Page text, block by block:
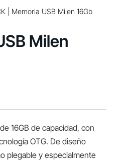
| Memoria USB Milen 16Gb
Milen
16GB de capacidad, con
OTG. De diseño
plegable y especialmente